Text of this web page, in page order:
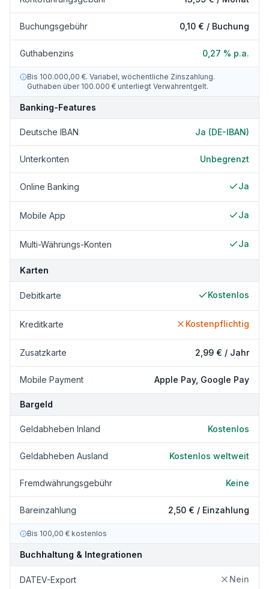
Buchungsgebühr 0,10 € / Buchung
Guthabenzins 0,27 % p.a.
Bis 100.000,00 €. Variabel, wöchentliche Zinszahlung.
Guthaben über 100.000 € unterliegt Verwahrentgelt.
Banking-Features
Deutsche IBAN Ja (DE-IBAN)
Unterkonten Unbegrenzt
Online Banking Ja
Mobile App Ja
Multi-Währungs-Konten Ja
Karten
Debitkarte Kostenlos
Kreditkarte Kostenpflichtig
Zusatzkarte 2,99 € / Jahr
Mobile Payment Apple Pay, Google Pay
Bargeld
Geldabheben Inland Kostenlos
Geldabheben Ausland Kostenlos weltweit
Fremdwährungsgebühr Keine
Bareinzahlung 2,50 € / Einzahlung
Bis 100,00 € kostenlos
Buchhaltung & Integrationen
DATEV-Export Nein